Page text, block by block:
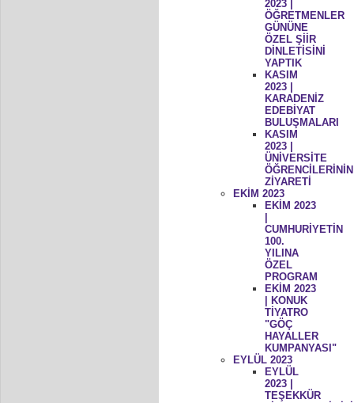
2023 |
ÖĞRETMENLER
GÜNÜNE
ÖZEL ŞİİR
DİNLETİSİNİ
YAPTIK
KASIM
2023 |
KARADENİZ
EDEBİYAT
BULUŞMALARI
KASIM
2023 |
ÜNİVERSİTE
ÖĞRENCİLERİNİN
ZİYARETİ
EKİM 2023
EKİM 2023
CUMHURİYETİN
100.
YILINA
ÖZEL
PROGRAM
EKİM 2023
| KONUK
TİYATRO
"GÖÇ
HAYALLER
KUMPANYASI"
EYLÜL 2023
EYLÜL
2023 |
TEŞEKKÜR